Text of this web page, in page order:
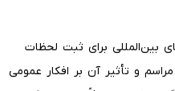
بین‌المللی برای ثبت لحظات
و تأثیر آن بر افکار عمومی